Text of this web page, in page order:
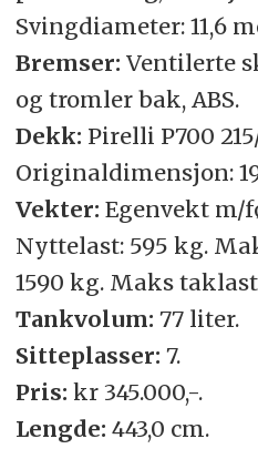
Svingdiameter: 11,6
Bremser: Ventilerte
og tromler bak, ABS.
Dekk: Pirelli P700
Originaldimensjon:
Vekter: Egenvekt m/
Nyttelast: 595 kg.
1590 kg. Maks
Tankvolum: 77 liter.
Sitteplasser: 7.
Pris: kr 345.000,-.
Lengde: 443,0 cm.